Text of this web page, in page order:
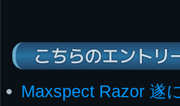
こちらのエントリ
Maxspect Razor 遂